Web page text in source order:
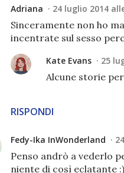
Adriana 24 luglio 2014
Sinceramente non ho
incentrate sul sesso
RISPONDI
Kate Evans 25
Alcune storie
Fedy-Ika InWonderland
Penso andrò a vederlo
niente di così eclatante :)